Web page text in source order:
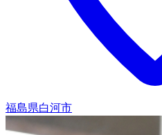
福島県白河市